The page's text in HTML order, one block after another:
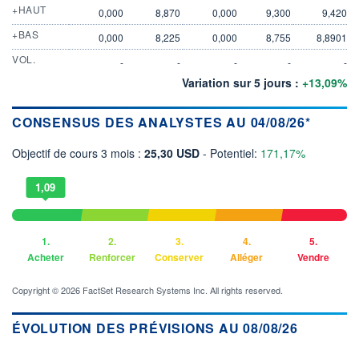
+HAUT
0,000 8,870 0,000 9,300
9,420
+BAS
0,000 8,225 0,000 8,755
8,8901
VOL.
- - - - -
Variation sur 5 jours : +13,09%
CONSENSUS DES ANALYSTES AU 04/08/26*
Objectif de cours 3 mois : 25,30 USD - Potentiel: 171,17%
1,09
1.
Acheter
2.
Renforcer
3.
Conserver
4.
Alléger
5.
Vendre
Copyright © 2026 FactSet Research Systems Inc. All rights reserved.
ÉVOLUTION DES PRÉVISIONS AU 08/08/26